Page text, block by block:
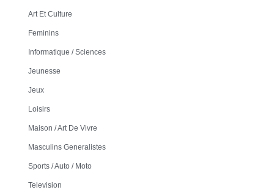
Art Et Culture
Feminins
Informatique / Sciences
Jeunesse
Jeux
Loisirs
Maison / Art De Vivre
Masculins Generalistes
Sports / Auto / Moto
Television